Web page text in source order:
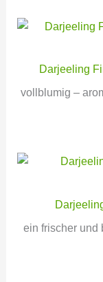
Darjeeling
vollblumig –
ein frischer und